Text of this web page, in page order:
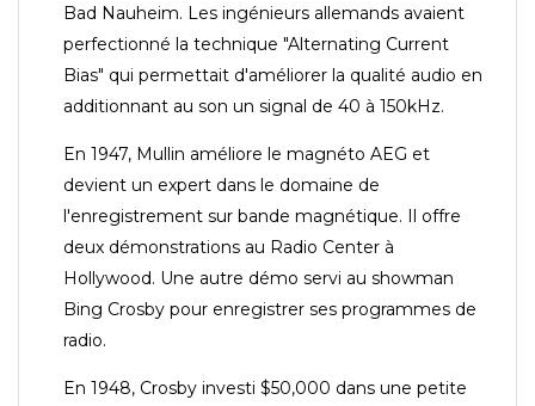
Bad Nauheim. Les ingénieurs allemands avaient
perfectionné la technique "Alternating Current
Bias" qui permettait d'améliorer la qualité audio en
additionnant au son un signal de 40 à 150kHz.
En 1947, Mullin améliore le magnéto AEG et
devient un expert dans le domaine de
l'enregistrement sur bande magnétique. Il offre
deux démonstrations au Radio Center à
Hollywood. Une autre démo servi au showman
Bing Crosby pour enregistrer ses programmes de
radio.
En 1948, Crosby investi $50,000 dans une petite